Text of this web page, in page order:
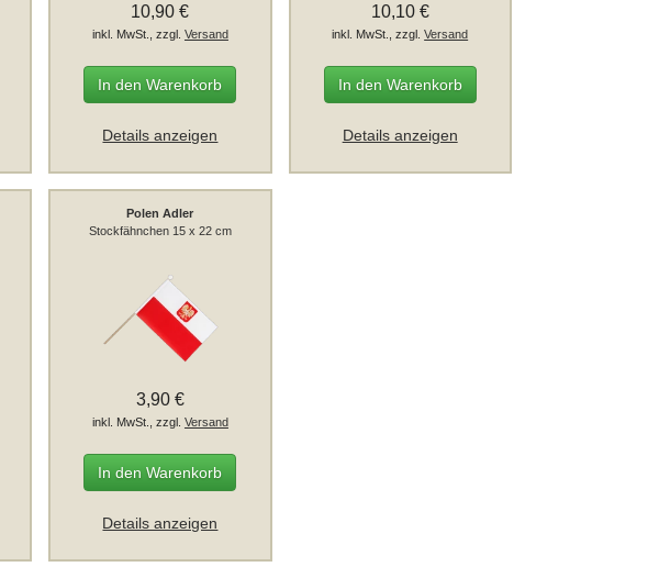
10,90 €
inkl. MwSt., zzgl. Versand
In den Warenkorb
Details anzeigen
10,10 €
inkl. MwSt., zzgl.Versand
In den Warenkorb
Details anzeigen
Polen Adler
Stockfähnchen 15 x 22 cm
3,90 €
inkl. MwSt., zzgl. Versand
In den Warenkorb
Details anzeigen